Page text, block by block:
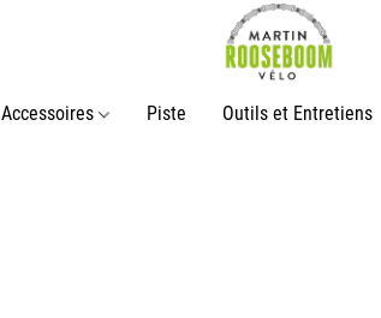
Accessoires Piste Outils et Entretiens